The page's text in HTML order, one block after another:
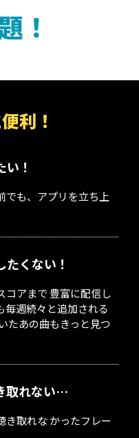
！
利！
！
でも、アプリを立ち上
くない！
コアまで 豊富に配信し
毎週続々と追加される
たあの曲もきっと見つ
取れない…
き取れな かったフレー